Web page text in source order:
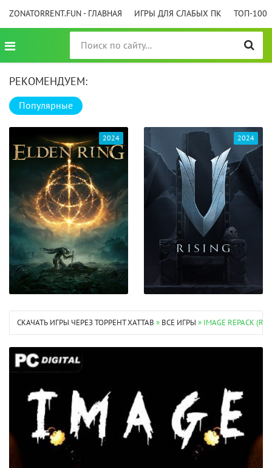
ZONATORRENT.FUN - ГЛАВНАЯ ИГРЫ ДЛЯ СЛАБЫХ ПК ТОП-100
РЕКОМЕНДУЕМ:
Популярные
2024 2024
СКАЧАТЬ ИГРЫ ЧЕРЕЗ ТОРРЕНТ XATTAB » ВСЕ ИГРЫ » IMAGE REPACK